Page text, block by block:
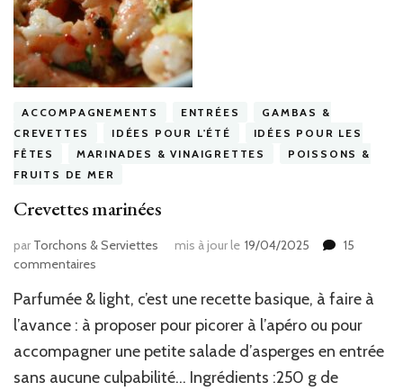
ACCOMPAGNEMENTS ENTRÉES
GAMBAS &
CREVETTES
IDÉES POUR L'ÉTÉ
IDÉES POUR LES
FÊTES
MARINADES & VINAIGRETTES
POISSONS &
FRUITS DE MER
Crevettes marinées
par Torchons & Serviettes mis à jour le 19/04/2025
15
commentaires
marinées
Parfumée & light, c’est une recette basique, à faire à
l’avance : à proposer pour picorer à l’apéro ou pour
accompagner une petite salade d’asperges en entrée
sans aucune culpabilité… Ingrédients :250 g de